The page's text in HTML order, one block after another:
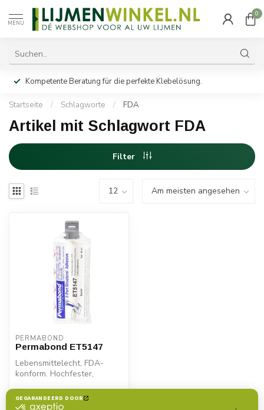
MENU
0
Kompetente Beratung für die perfekte Klebelösung.
Startseite / Schlagworte / FDA
Artikel mit Schlagwort FDA
Filter
PERMABOND
Permabond ET5147
Lebensmittelecht, FDA-
konform. Hochfester,
Epoxidkleber für ...
€31,40
Auf Lager